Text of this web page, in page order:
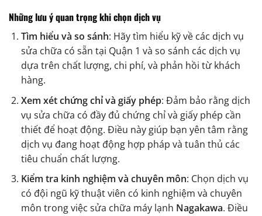
Những lưu ý quan trọng khi chọn dịch vụ
Tìm hiểu và so sánh: Hãy tìm hiểu kỹ về các dịch vụ
sửa chữa có sẵn tại Quận 1 và so sánh các dịch vụ
dựa trên chất lượng, chi phí, và phản hồi từ khách
hàng.
Xem xét chứng chỉ và giấy phép: Đảm bảo rằng dịch
vụ sửa chữa có đầy đủ chứng chỉ và giấy phép cần
thiết để hoạt động. Điều này giúp bạn yên tâm rằng
dịch vụ đang hoạt động hợp pháp và tuân thủ các
tiêu chuẩn chất lượng.
Kiểm tra kinh nghiệm và chuyên môn: Chọn dịch vụ
có đội ngũ kỹ thuật viên có kinh nghiệm và chuyên
môn trong việc sửa chữa máy lạnh Nagakawa. Điều